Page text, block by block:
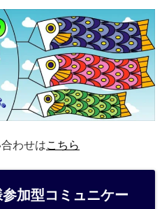
わせはこちら
加型コミュニケー